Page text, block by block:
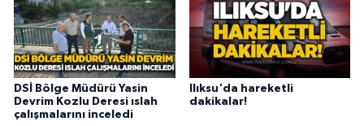
DSİ Bölge Müdürü Yasin
Devrim Kozlu Deresi ıslah
çalışmalarını inceledi
Ilıksu'da hareketli
dakikalar!